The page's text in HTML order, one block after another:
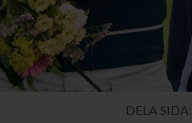
DELA SIDA: